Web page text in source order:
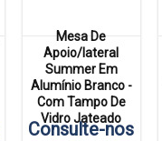
Mesa De
Apoio/lateral
Summer Em
Alumínio Branco -
Com Tampo De
Vidro Jateado
Consulte-nos